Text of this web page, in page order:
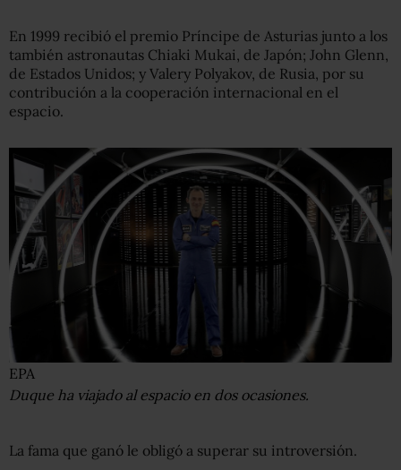
En 1999 recibió el premio Príncipe de Asturias junto a los
también astronautas Chiaki Mukai, de Japón; John Glenn,
de Estados Unidos; y Valery Polyakov, de Rusia, por su
contribución a la cooperación internacional en el
espacio.
EPA
Duque ha viajado al espacio en dos ocasiones.
La fama que ganó le obligó a superar su introversión.